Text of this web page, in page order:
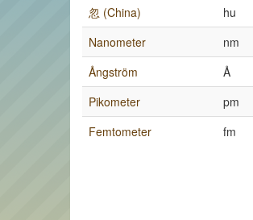
忽 (China)
hu
Nanometer
nm
Ångström
Å
Pikometer
pm
Femtometer
fm